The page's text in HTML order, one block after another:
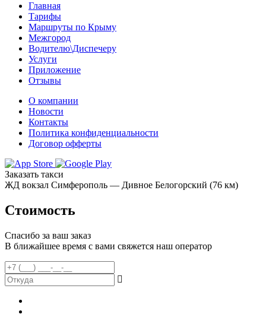
Главная
Тарифы
Маршруты по Крыму
Межгород
Водителю\Диспечеру
Услуги
Приложение
Отзывы
О компании
Новости
Контакты
Политика конфиденциальности
Договор офферты
Заказать такси
ЖД вокзал Симферополь — Дивное Белогорский (76 км)
Стоимость
Спасибо за ваш заказ
В ближайшее время с вами свяжется наш оператор